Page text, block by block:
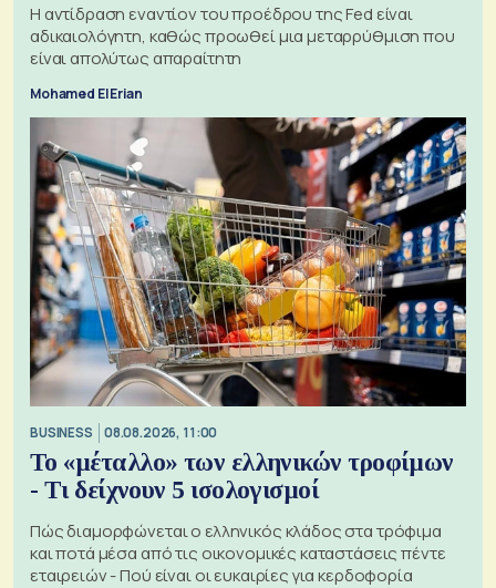
Η αντίδραση εναντίον του προέδρου της Fed είναι
αδικαιολόγητη, καθώς προωθεί μια μεταρρύθμιση που
είναι απολύτως απαραίτητη
Mohamed El Erian
BUSINESS 08.08.2026, 11:00
Το «μέταλλο» των ελληνικών τροφίμων
- Τι δείχνουν 5 ισολογισμοί
Πώς διαμορφώνεται ο ελληνικός κλάδος στα τρόφιμα
και ποτά μέσα από τις οικονομικές καταστάσεις πέντε
εταιρειών - Πού είναι οι ευκαιρίες για κερδοφορία